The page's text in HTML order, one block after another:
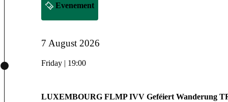
Evenement
7 August 2026
Friday | 19:00
LUXEMBOURG FLMP IVV Geféiert Wanderung